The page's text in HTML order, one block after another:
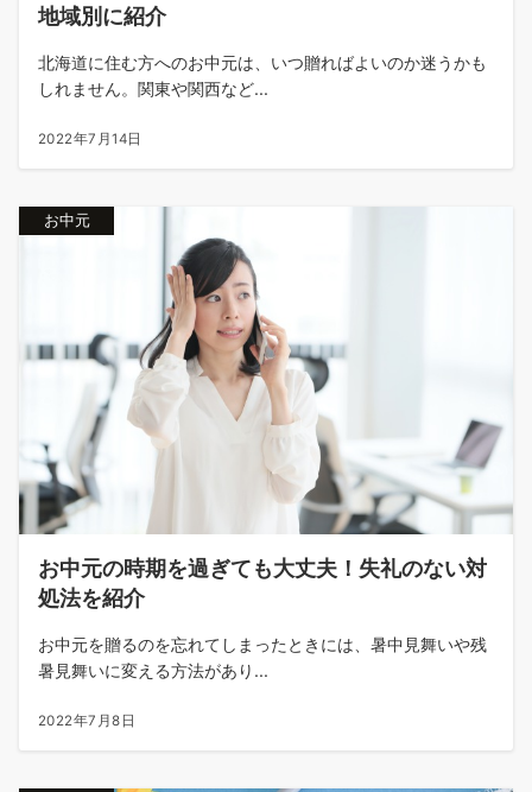
地域別に紹介
北海道に住む方へのお中元は、いつ贈ればよいのか迷うかも
しれません。関東や関西など...
2022年7月14日
お中元
お中元の時期を過ぎても大丈夫！失礼のない対
処法を紹介
お中元を贈るのを忘れてしまったときには、暑中見舞いや残
暑見舞いに変える方法があり...
2022年7月8日